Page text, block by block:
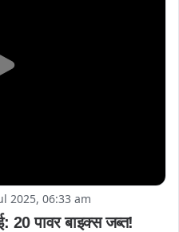
2025, 06:33 am
20 पावर बाइक्स जब्त!